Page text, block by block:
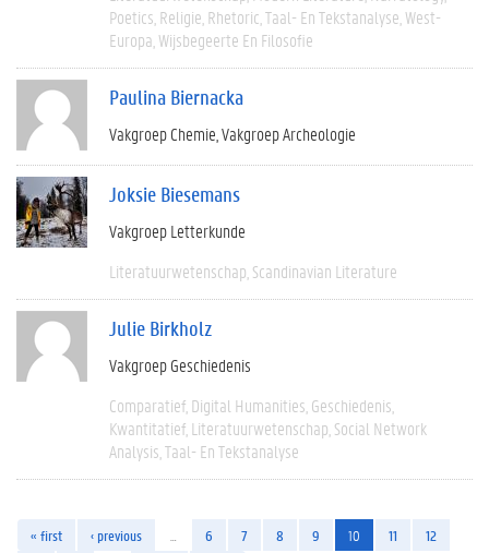
Poetics Religie Rhetoric Taal- En Tekstanalyse West-
Europa Wijsbegeerte En Filosofie
Paulina Biernacka
Vakgroep Chemie Vakgroep Archeologie
Joksie Biesemans
Vakgroep Letterkunde
Literatuurwetenschap Scandinavian Literature
Julie Birkholz
Vakgroep Geschiedenis
Comparatief Digital Humanities Geschiedenis
Kwantitatief Literatuurwetenschap Social Network
Analysis Taal- En Tekstanalyse
« first ‹ previous 6 7 8 9 10 11
12